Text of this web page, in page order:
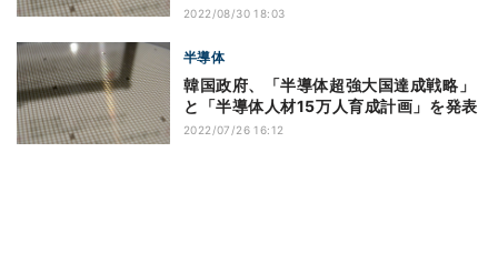
2022/08/30 18:03
半導体
韓国政府、「半導体超強大国達成戦略」
と「半導体人材15万人育成計画」を発表
2022/07/26 16:12